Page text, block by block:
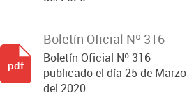
Boletín Oficial Nº 316
Boletín Oficial Nº 316
publicado el día 25 de Marzo
del 2020.
pdf